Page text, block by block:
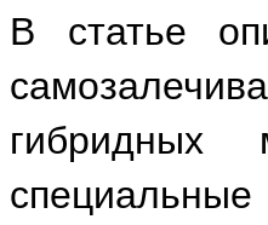
В статье
гибридных